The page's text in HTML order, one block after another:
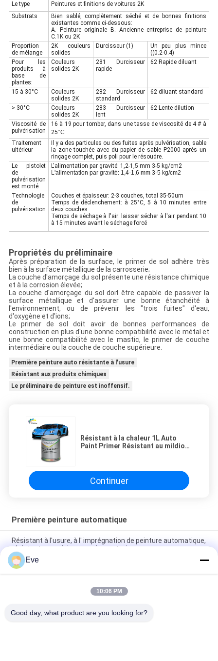
Le type
Peintures et finitions de voitures 2K
Substrats
Bien sablé, complètement séché et de bonnes finitions
existantes comme ci-dessous:
A. Peinture originale B. Ancienne entreprise de peinture
C.1K ou 2K
Proportion
de mélange
2K couleurs
solides
Durcisseur (1)
Un peu plus mince
((0.2-0.4)
Pour les
produits à
base de
plantes:
Couleurs
solides 2K
281 Durcisseur
rapide
62 Rapide diluant
15 à 30°C
Couleurs
solides 2K
282 Durcisseur
standard
62 diluant standard
> 30°C
Couleurs
solides 2K
283 Durcisseur
lent
62 Lente dilution
Viscosité de
pulvérisation
16 à 19 pour tomber, dans une tasse de viscosité de 4 # à
25°C
Traitement
ultérieur
Il y a des particules ou des fuites après pulvérisation, sable
la zone touchée avec du papier de sable P2000 après un
rinçage complet, puis poli pour le résoudre.
Le pistolet
de
pulvérisation
est monté
L'alimentation par gravité: 1,2-1,5 mm 3-5 kg/cm2
L'alimentation par gravité: 1,4-1,6 mm 3-5 kg/cm2
Technologie
de
pulvérisation
Couches et épaisseur: 2-3 couches, total 35-50um
Temps de déclenchement: à 25°C, 5 à 10 minutes entre
deux couches
Temps de séchage à l'air: laisser sécher à l'air pendant 10
à 15 minutes avant le séchage forcé
Propriétés du préliminaire
Après préparation de la surface, le primer de sol adhère très
bien à la surface métallique de la carrosserie;
La couche d'amorçage du sol présente une résistance chimique
et à la corrosion élevée;
La couche d'amorçage du sol doit être capable de passiver la
surface métallique et d'assurer une bonne étanchéité à
l'environnement, ou de prévenir les "trois fuites" d'eau,
d'oxygène et d'ions;
Le primer de sol doit avoir de bonnes performances de
construction en plus d'une bonne compatibilité avec le métal et
une bonne compatibilité avec le mastic, le primer de couche
intermédiaire ou la couche de couche supérieure.
Première peinture auto résistante à l'usure
Résistant aux produits chimiques
Le préliminaire de peinture est inoffensif.
Résistant à la chaleur 1L Auto
Paint Primer Résistant au mildiou
Continuer
Première peinture automatique
Résistant à l'usure, à l' imprégnation de peinture automatique,
résistant au moisissure, gris non toxique
Résistant à la chaleur 1L Auto Paint Primer Résistant au
mildiou Résistant à l'humidité
Apprêt de peinture automobile époxy en aérosol, résistant aux
Eve
10:06 PM
Good day, what product are you looking for?